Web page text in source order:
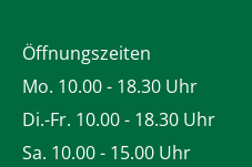
Öffnungszeiten
Mo. 10.00 - 18.30 Uhr
Di.-Fr. 10.00 - 18.30 Uhr
Sa. 10.00 - 15.00 Uhr